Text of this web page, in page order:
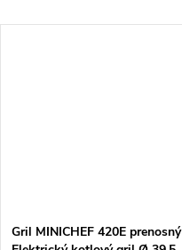
Gril MINICHEF 420E prenosný